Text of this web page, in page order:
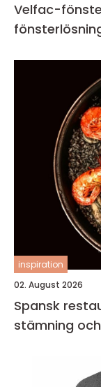
Velfac-
inspiration
02. August 2026
Spansk
stämning